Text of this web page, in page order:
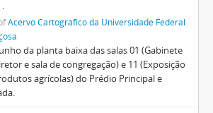
Acervo Cartográfico da Universidade Federal
da planta baixa das salas 01 (Gabinete
e sala de congregação) e 11 (Exposição
agrícolas) do Prédio Principal e